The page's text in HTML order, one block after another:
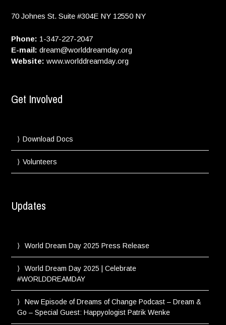
70 Johnes St. Suite #304E NY 12550 NY
Phone: 1-347-227-2047
E-mail: dream@worlddreamday.org
Website: www.worlddreamday.org
Get Involved
Download Docs
Volunteers
Updates
World Dream Day 2025 Press Release
World Dream Day 2025 | Celebrate
#WORLDDREAMDAY
New Episode of Dreams of Change Podcast – Dream &
Go – Special Guest: Happyologist Patrik Wenke